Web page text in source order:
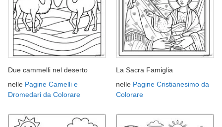
Due cammelli nel deserto
nelle Pagine Camelli e
Dromedari da Colorare
La Sacra Famiglia
nelle Pagine Cristianesimo da
Colorare